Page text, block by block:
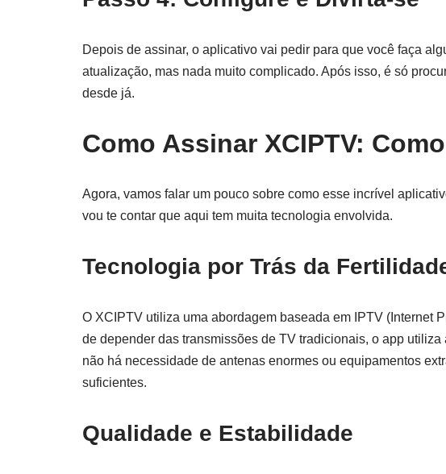
Depois de assinar, o aplicativo vai pedir para que você faça
atualização, mas nada muito complicado. Após isso, é só
desde já.
Como Assinar XCIPTV:
Agora, vamos falar um pouco sobre como esse incrível
vou te contar que aqui tem muita tecnologia envolvida.
Tecnologia por Trás da
O XCIPTV utiliza uma abordagem baseada em IPTV (Internet
de depender das transmissões de TV tradicionais, o app
não há necessidade de antenas enormes ou equipamentos
suficientes.
Qualidade e Estabilidade